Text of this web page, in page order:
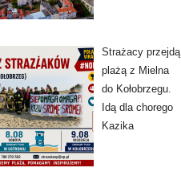
Strażacy przejdą
plażą z Mielna
do Kołobrzegu.
Idą dla chorego
Kazika